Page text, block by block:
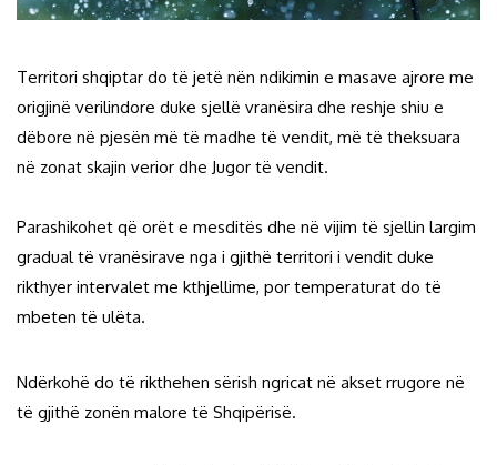
Territori shqiptar do të jetë nën ndikimin e masave ajrore me
origjinë verilindore duke sjellë vranësira dhe reshje shiu e
dëbore në pjesën më të madhe të vendit, më të theksuara
në zonat skajin verior dhe Jugor të vendit.
Parashikohet që orët e mesditës dhe në vijim të sjellin largim
gradual të vranësirave nga i gjithë territori i vendit duke
rikthyer intervalet me kthjellime, por temperaturat do të
mbeten të ulëta.
Ndërkohë do të rikthehen sërish ngricat në akset rrugore në
të gjithë zonën malore të Shqipërisë.